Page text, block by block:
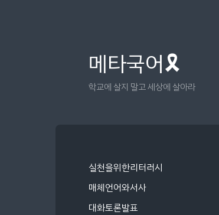
메타국어🎗
학교에 살지 말고 세상에 살아라
실천을위한리터러시
매체언어와서사
대화토론발표